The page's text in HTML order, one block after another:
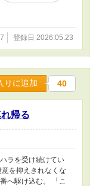
芸術としてのこそ
登録日 2026.05.23
りに追加 40
帰る
ラを受け続けてい
を抑えきれなくな
へ駆け込む。 「こ